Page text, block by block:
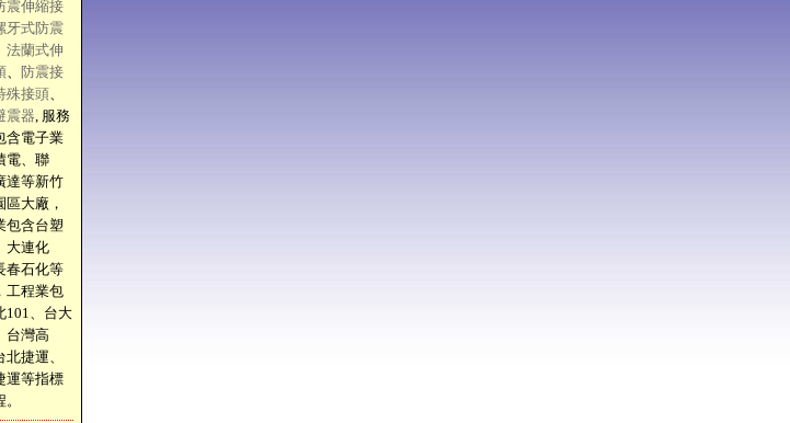
震伸縮接
牙式防震
法蘭式伸
、
防震接
殊接頭、
震器, 服務
含電子業
電、聯
達等新竹
區大廠，
包含台塑
大連化
春石化等
工程業包
101、台大
台灣高
捷運、
運等指標